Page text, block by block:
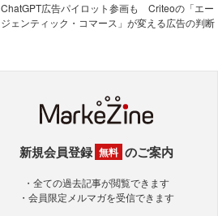
ChatGPT広告パイロット参画も Criteoの「エー
ジェンティック・コマース」が変える広告の判断
新規会員登録 無料 のご案内
・全ての過去記事が閲覧できます
・会員限定メルマガを受信できます